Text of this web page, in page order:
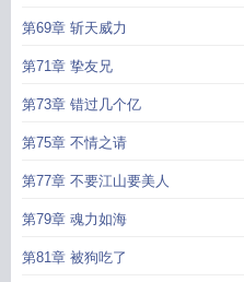
第69章 斩天威力
第71章 挚友兄
第73章 错过几个亿
第75章 不情之请
第77章 不要江山要美人
第79章 魂力如海
第81章 被狗吃了